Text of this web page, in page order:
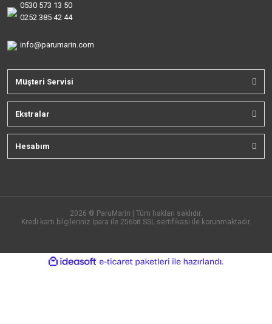
0530 573 13 50
0252 385 42 44
info@parumarin.com
Müşteri Servisi
Ekstralar
Hesabım
2026 ® ParuMarin | Tüm hakları saklıdır.
Kredi kartı bilgileriniz İpara ile 256bit SSL sertifikası ile korunmaktadır.
ideasoft
e-